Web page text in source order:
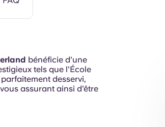
bénéficie d'une
tels que l'École
desservi,
assurant ainsi d'être